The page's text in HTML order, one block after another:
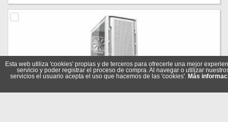
Cougar Caja Uniface Mini Rgb White
Esta web utiliza 'cookies' propias y de terceros para ofrecerle una mejor
servicio y poder registrar el proceso de compra. Al navegar o utilizar
servicios el usuario acepta el uso que hacemos de las 'cookies'. Más